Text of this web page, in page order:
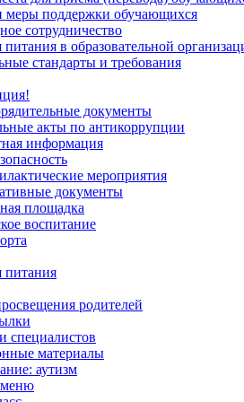
меры поддержки обучающихся
сотрудничество
в образовательной
стандарты и требования
документы
акты по антикоррупции
информация
мероприятия
документы
площадка
воспитание
питания
родителей
специалистов
материалы
аутизм